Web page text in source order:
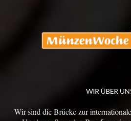
WIR ÜBER
Wir sind die Brücke zur